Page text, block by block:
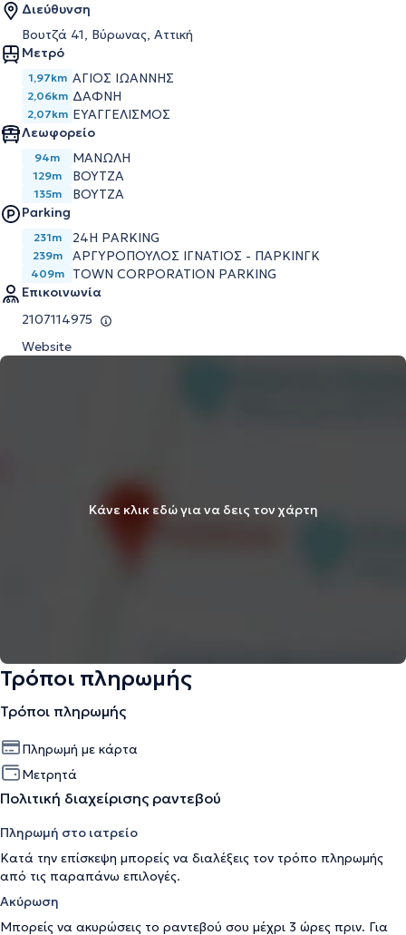
Διεύθυνση
Βουτζά 41, Βύρωνας, Αττική
Μετρό
1,97km ΑΓΙΟΣ ΙΩΑΝΝΗΣ
2,06km ΔΑΦΝΗ
2,07km ΕΥΑΓΓΕΛΙΣΜΟΣ
Λεωφορείο
94m ΜΑΝΩΛΗ
129m ΒΟΥΤΖΑ
135m
ΒΟΥΤΖΑ
Parking
231m 24H PARKING
239m ΑΡΓΥΡΟΠΟΥΛΟΣ ΙΓΝΑΤΙΟΣ - ΠΑΡΚΙΝΓΚ
409m
TOWN CORPORATION PARKING
Επικοινωνία
2107114975
Website
Κάνε κλικ εδώ για να δεις τον χάρτη
Τρόποι πληρωμής
Τρόποι πληρωμής
Πληρωμή με κάρτα
Μετρητά
Πολιτική διαχείρισης ραντεβού
Πληρωμή στο ιατρείο
Κατά την επίσκεψη μπορείς να διαλέξεις τον τρόπο πληρωμής
από τις παραπάνω επιλογές.
Ακύρωση
Μπορείς να ακυρώσεις το ραντεβού σου μέχρι 3 ώρες πριν. Για